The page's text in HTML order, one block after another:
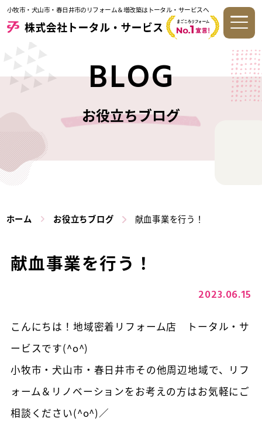
小牧市・犬山市・春日井市のリフォーム＆増改築はトータル・サービスへ
BLOG
お役立ちブログ
ホーム お役立ちブログ 献血事業を行う！
献血事業を行う！
2023.06.15
こんにちは！地域密着リフォーム店 トータル・サ
ービスです(^o^)
小牧市・犬山市・春日井市その他周辺地域で、リフ
ォーム＆リノベーションをお考えの方はお気軽にご
相談ください(^o^)／